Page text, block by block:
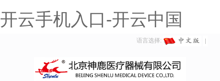
开云手机入口-开云中国
语言选择: